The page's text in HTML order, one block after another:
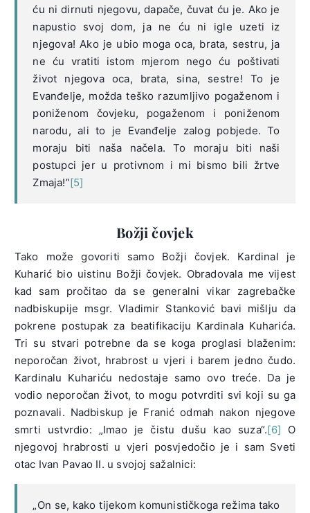
ću ni dirnuti njegovu, dapače, čuvat ću je. Ako je
napustio svoj dom, ja ne ću ni igle uzeti iz
njegova! Ako je ubio moga oca, brata, sestru, ja
ne ću vratiti istom mjerom nego ću poštivati
život njegova oca, brata, sina, sestre! To je
Evanđelje, možda teško razumljivo pogaženom i
poniženom čovjeku, pogaženom i poniženom
narodu, ali to je Evanđelje zalog pobjede. To
moraju biti naša načela. To moraju biti naši
postupci jer u protivnom i mi bismo bili žrtve
Zmaja!”[5]
Božji čovjek
Tako može govoriti samo Božji čovjek. Kardinal je
Kuharić bio uistinu Božji čovjek. Obradovala me vijest
kad sam pročitao da se generalni vikar zagrebačke
nadbiskupije msgr. Vladimir Stanković bavi mišlju da
pokrene postupak za beatifikaciju Kardinala Kuharića.
Tri su stvari potrebne da se koga proglasi blaženim:
neporočan život, hrabrost u vjeri i barem jedno čudo.
Kardinalu Kuhariću nedostaje samo ovo treće. Da je
vodio neporočan život, to mogu potvrditi svi koji su ga
poznavali. Nadbiskup je Franić odmah nakon njegove
smrti ustvrdio: „Imao je čistu dušu kao suza“.[6] O
njegovoj hrabrosti u vjeri posvjedočio je i sam Sveti
otac Ivan Pavao II. u svojoj sažalnici:
„On se, kako tijekom komunističkoga režima tako